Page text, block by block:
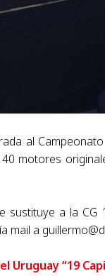
al
motores
a la CG
mail a
Uruguay “19